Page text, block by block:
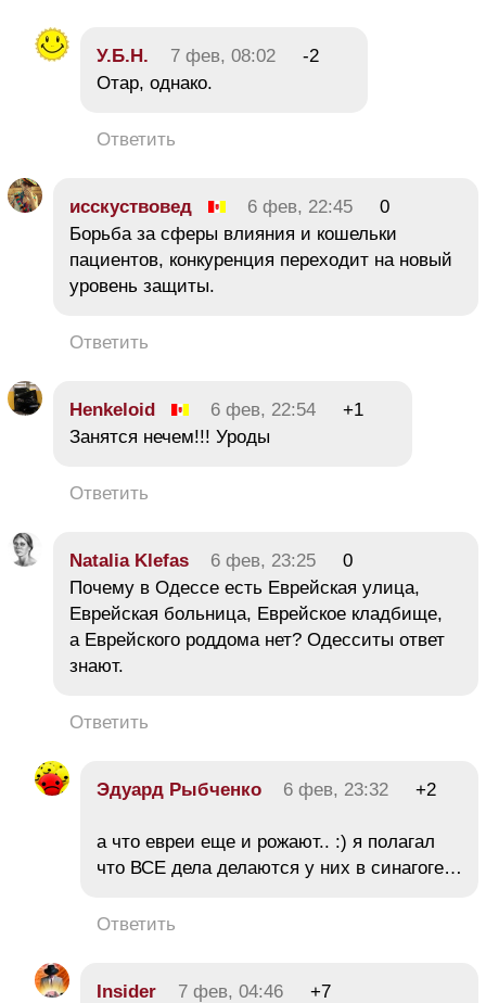
У.Б.Н. 7 фев, 08:02
-2
Отар, однако.
Ответить
исскуствовед 6 фев, 22:45
0
Борьба за сферы влияния и кошельки
пациентов, конкуренция переходит на новый
уровень защиты.
Ответить
Henkeloid 6 фев, 22:54
+1
Занятся нечем!!! Уроды
Ответить
Natalia Klefas 6 фев, 23:25
0
Почему в Одессе есть Еврейская улица,
Еврейская больница, Еврейское кладбище,
а Еврейского роддома нет? Одесситы ответ
знают.
Ответить
Эдуард Рыбченко 6 фев, 23:32 +2
а что евреи еще и рожают.. :) я полагал
что ВСЕ дела делаются у них в синагоге…
Ответить
Insider 7 фев, 04:46
+7